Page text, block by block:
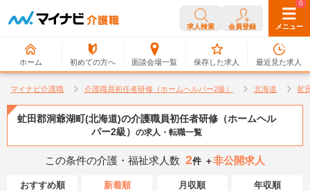
求人検索 会員登録 メニュー
ホーム 初めての方へ 面談会場一覧
0
保存した求人
0
最近見た求人
マイナビ介護職 介護職員初任者研修（ホームヘルパー2級） 北海道 虻
虻田郡洞爺湖町(北海道)の介護職員初任者研修（ホームヘル
パー2級） の求人・転職一覧
この条件の介護・福祉求人数 2件 ＋非公開求人
おすすめ順 新着順 月収順 年収順